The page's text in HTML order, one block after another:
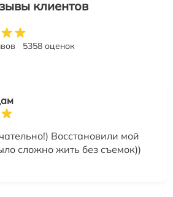
клиентов
5358 оценок
Восстановили мой
сложно жить без съемок))